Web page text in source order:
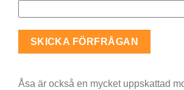
Åsa är också en mycket uppskattad